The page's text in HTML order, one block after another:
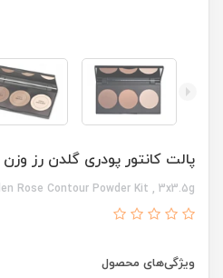
پالت کانتور پودری گلدن رز وزن 3x3.5 گرم
Rose Contour Powder Kit , 3x3.5g
ویژگی‌های محصول